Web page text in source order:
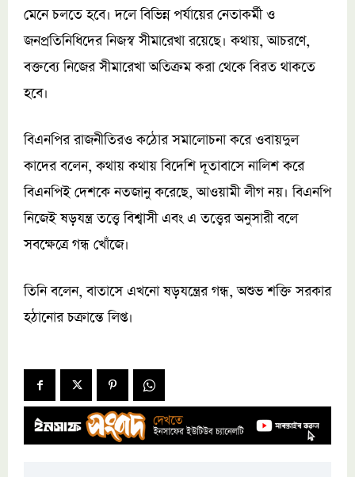
মেনে চলতে হবে। দলে বিভিন্ন পর্যায়ের নেতাকর্মী ও
জনপ্রতিনিধিদের নিজস্ব সীমারেখা রয়েছে। কথায়, আচরণে,
বক্তব্যে নিজের সীমারেখা অতিক্রম করা থেকে বিরত থাকতে
হবে।
বিএনপির রাজনীতিরও কঠোর সমালোচনা করে ওবায়দুল
কাদের বলেন, কথায় কথায় বিদেশি দূতাবাসে নালিশ করে
বিএনপিই দেশকে নতজানু করেছে, আওয়ামী লীগ নয়। বিএনপি
নিজেই ষড়যন্ত্র তত্ত্বে বিশ্বাসী এবং এ তত্ত্বের অনুসারী বলে
সবক্ষেত্রে গন্ধ খোঁজে।
তিনি বলেন, বাতাসে এখনো ষড়যন্ত্রের গন্ধ, অশুভ শক্তি সরকার
হঠানোর চক্রান্তে লিপ্ত।